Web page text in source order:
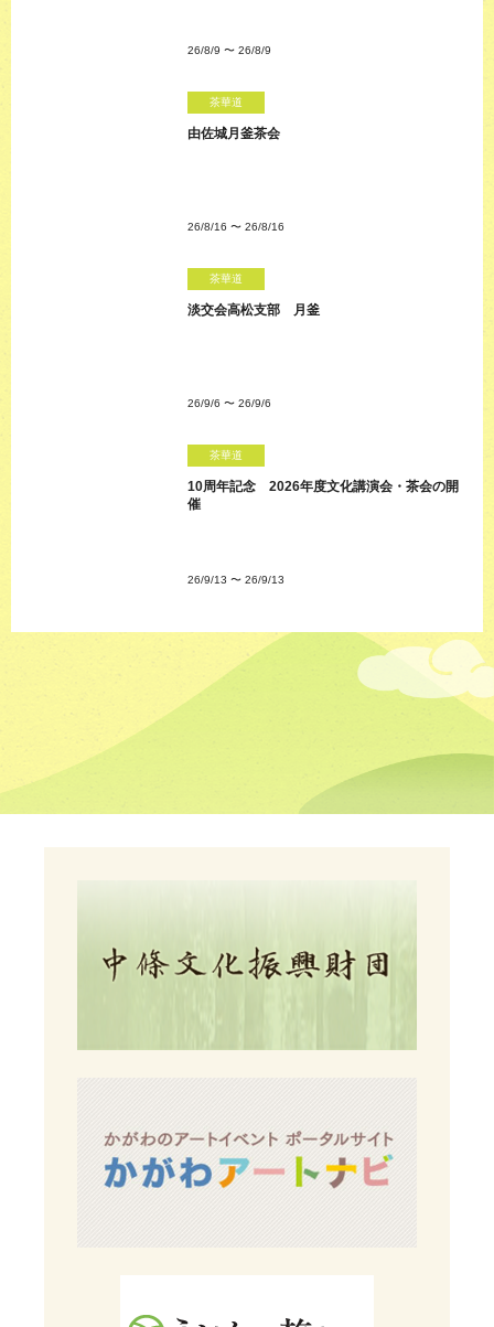
26/8/9 〜 26/8/9
茶華道
由佐城月釜茶会
26/8/16 〜 26/8/16
茶華道
淡交会高松支部 月釜
26/9/6 〜 26/9/6
茶華道
10周年記念 2026年度文化講演会・茶会の開
催
26/9/13 〜 26/9/13